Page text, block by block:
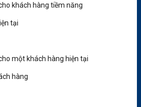
khách hàng tiềm năng
tại
một khách hàng hiện tại
hàng